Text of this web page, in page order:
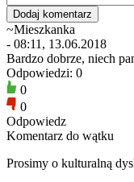
~Mieszkanka
- 08:11, 13.06.2018
Bardzo dobrze, niech
Odpowiedzi: 0
0
0
Odpowiedz
Komentarz do wątku
Prosimy o kulturalną